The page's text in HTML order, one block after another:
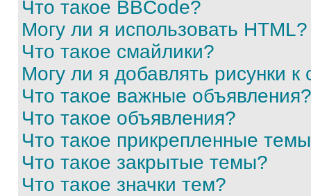
Что такое BBCode?
Могу ли я использовать HTML?
Что такое смайлики?
Могу ли я добавлять рисунки
Что такое важные объявления?
Что такое объявления?
Что такое прикрепленные
Что такое закрытые темы?
Что такое значки тем?